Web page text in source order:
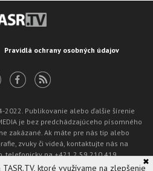
Pravidlá ochrany osobných údajov
2022. Publikovanie alebo ďalšie šírenie
je bez predchádzajúceho písomného
zakázané. Ak máte pre nás tip alebo
zvuky či videá, kontaktujte nás na
telefonicky na +421 2 59 210 419.
zákona o publikáciách je možné zaslať
ktoré využívame na zlepšenie
✖